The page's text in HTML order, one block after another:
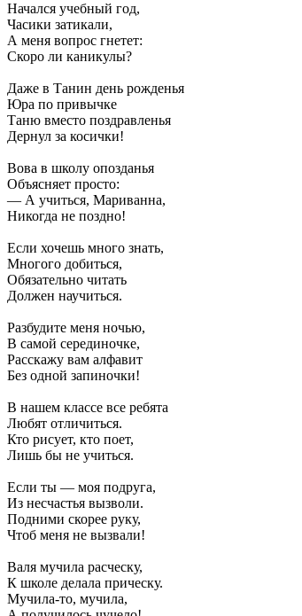
Начался учебный год,
Часики затикали,
А меня вопрос гнетет:
Скоро ли каникулы?
Даже в Танин день рожденья
Юра по привычке
Таню вместо поздравленья
Дернул за косички!
Вова в школу опозданья
Объясняет просто:
— А учиться, Мариванна,
Никогда не поздно!
Если хочешь много знать,
Многого добиться,
Обязательно читать
Должен научиться.
Разбудите меня ночью,
В самой серединочке,
Расскажу вам алфавит
Без одной запиночки!
В нашем классе все ребята
Любят отличиться.
Кто рисует, кто поет,
Лишь бы не учиться.
Если ты — моя подруга,
Из несчастья вызволи.
Подними скорее руку,
Чтоб меня не вызвали!
Валя мучила расческу,
К школе делала прическу.
Мучила-то, мучила,